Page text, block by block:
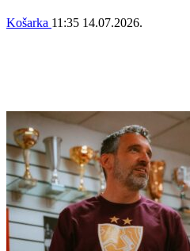
Košarka 11:35 14.07.2026.